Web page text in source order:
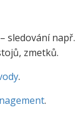
– sledování např.
zmetků.
.
.